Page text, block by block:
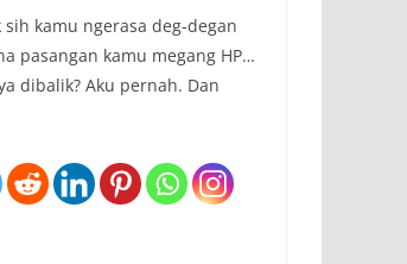
sih kamu ngerasa deg-degan
pasangan kamu megang HP…
dibalik? Aku pernah. Dan